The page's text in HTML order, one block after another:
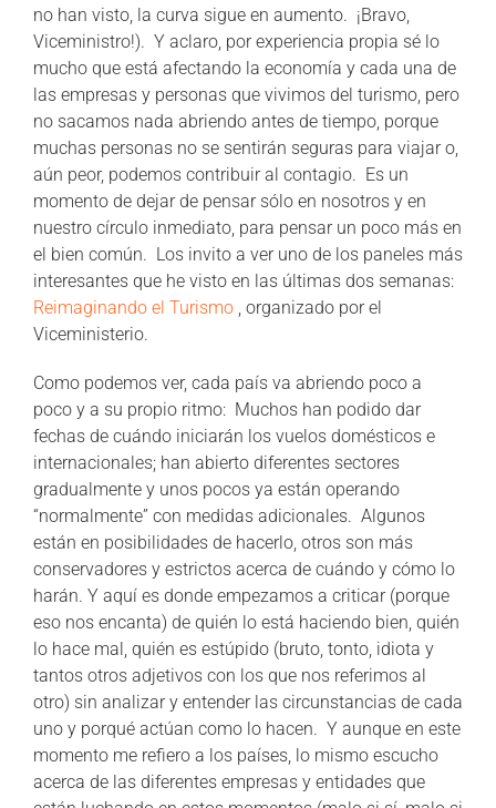
no han visto, la curva sigue en aumento. ¡Bravo,
Viceministro!). Y aclaro, por experiencia propia sé lo
mucho que está afectando la economía y cada una de
las empresas y personas que vivimos del turismo, pero
no sacamos nada abriendo antes de tiempo, porque
muchas personas no se sentirán seguras para viajar o,
aún peor, podemos contribuir al contagio. Es un
momento de dejar de pensar sólo en nosotros y en
nuestro círculo inmediato, para pensar un poco más en
el bien común. Los invito a ver uno de los paneles más
interesantes que he visto en las últimas dos semanas:
Reimaginando el Turismo , organizado por el
Viceministerio.
Como podemos ver, cada país va abriendo poco a
poco y a su propio ritmo: Muchos han podido dar
fechas de cuándo iniciarán los vuelos domésticos e
internacionales; han abierto diferentes sectores
gradualmente y unos pocos ya están operando
“normalmente” con medidas adicionales. Algunos
están en posibilidades de hacerlo, otros son más
conservadores y estrictos acerca de cuándo y cómo lo
harán. Y aquí es donde empezamos a criticar (porque
eso nos encanta) de quién lo está haciendo bien, quién
lo hace mal, quién es estúpido (bruto, tonto, idiota y
tantos otros adjetivos con los que nos referimos al
otro) sin analizar y entender las circunstancias de cada
uno y porqué actúan como lo hacen. Y aunque en este
momento me refiero a los países, lo mismo escucho
acerca de las diferentes empresas y entidades que